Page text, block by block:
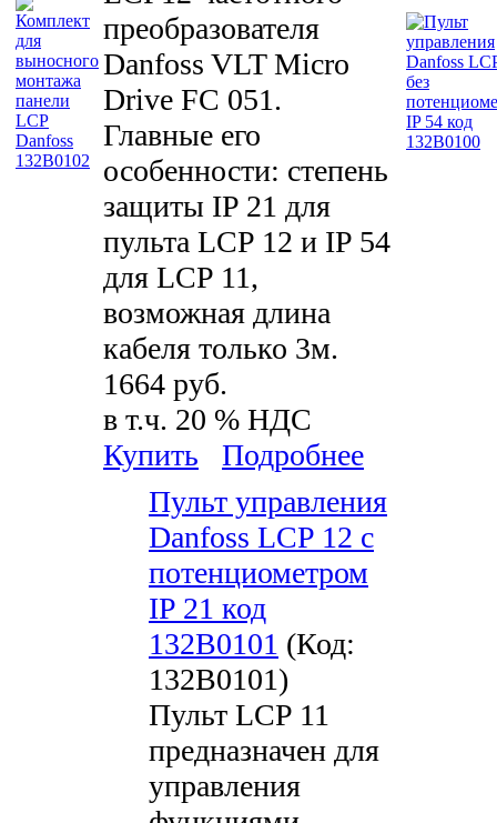
преобразователя
Danfoss VLT Micro
Drive FC 051.
Главные его
особенности: степень
защиты IP 21 для
пульта LCP 12 и IP 54
для LCP 11,
возможная длина
кабеля только 3м.
1664 руб.
в т.ч. 20 % НДС
Купить
Подробнее
Пульт управления
Danfoss LCP 12 с
потенциометром
IP 21 код
132B0101 (Код:
132B0101)
Пульт LCP 11
предназначен для
управления